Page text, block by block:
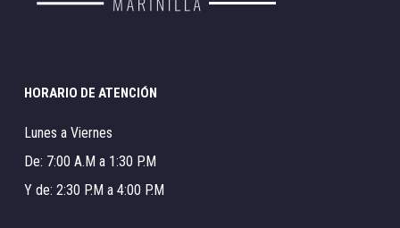
HORARIO DE ATENCIÓN
Lunes a Viernes
De: 7:00 A.M a 1:30 P.M
Y de: 2:30 P.M a 4:00 P.M